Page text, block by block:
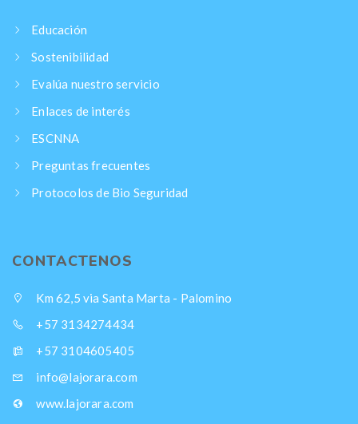
Educación
Sostenibilidad
Evalúa nuestro servicio
Enlaces de interés
ESCNNA
Preguntas frecuentes
Protocolos de Bio Seguridad
CONTACTENOS
Km 62,5 via Santa Marta - Palomino
+57 3134274434
+57 3104605405
info@lajorara.com
www.lajorara.com